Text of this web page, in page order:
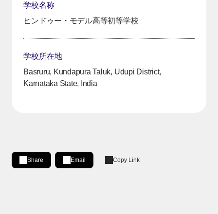
学校名称
ヒンドゥー・モデル高等初等学校
学校所在地
Basruru, Kundapura Taluk, Udupi District,
Karnataka State, India
Share
Share on LinkedIn
[Open in new window]
Email Copy Link